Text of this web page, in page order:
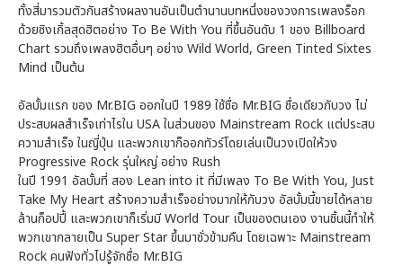
ทั้งสี่มารวมตัวกันสร้างผลงานอันเป็นตำนานบทหนึ่งของวงการเพลงร็อก
ด้วยซิงเกิ้ลสุดฮิตอย่าง To Be With You ที่ขึ้นอันดับ 1 ของ Billboard
Chart รวมถึงเพลงฮิตอื่นๆ อย่าง Wild World, Green Tinted Sixtes
Mind เป็นต้น
อัลบั้มแรก ของ Mr.BIG ออกในปี 1989 ใช้ชื่อ Mr.BIG ชื่อเดียวกับวง ไม่
ประสบผลสำเร็จเท่าไรใน USA ในส่วนของ Mainstream Rock แต่ประสบ
ความสำเร็จ ในญี่ปุ่น และพวกเขาก็ออกทัวร์โดยเล่นเป็นวงเปิดให้วง
Progressive Rock รุ่นใหญ่ อย่าง Rush
ในปี 1991 อัลบั้มที่ สอง Lean into it ที่มีเพลง To Be With You, Just
Take My Heart สร้างความสำเร็จอย่างมากให้กับวง อัลบั้มนี้ขายได้หลาย
ล้านก็อปปี้ และพวกเขาก็เริ่มมี World Tour เป็นของตนเอง งานชิ้นนี้ทำให้
พวกเขากลายเป็น Super Star ขึ้นมาชั่วข้ามคืน โดยเฉพาะ Mainstream
Rock คนฟังทั่วไปรู้จักชื่อ Mr.BIG